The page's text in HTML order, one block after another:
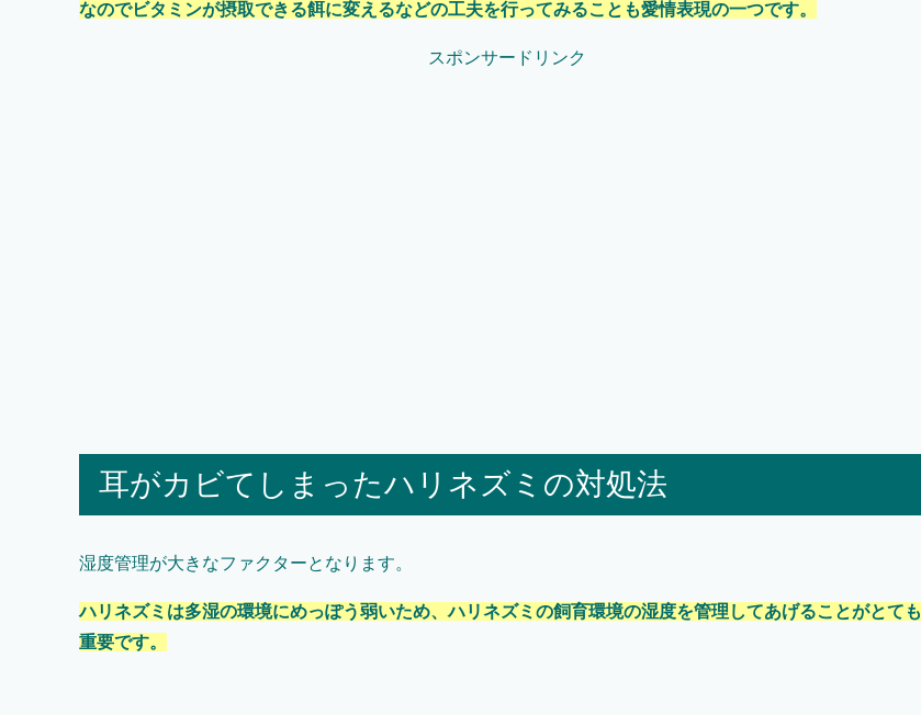
なのでビタミンが摂取できる餌に変えるなどの工夫を行ってみることも愛情表現の一つです。
スポンサードリンク
耳がカビてしまったハリネズミの対処法
湿度管理が大きなファクターとなります。
ハリネズミは多湿の環境にめっぽう弱いため、ハリネズミの飼育環境の湿度を管理してあげることがとても
重要です。